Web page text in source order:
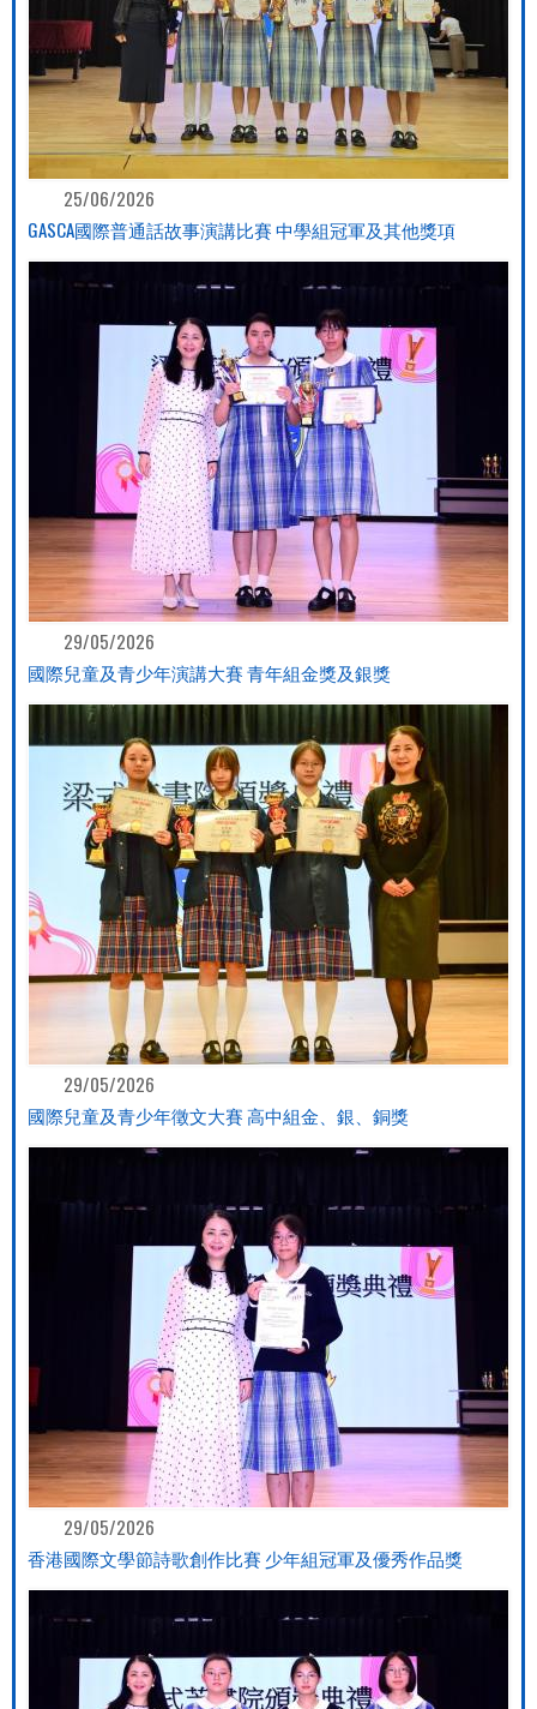
25/06/2026
GASCA國際普通話故事演講比賽 中學組冠軍及其他獎項
29/05/2026
國際兒童及青少年演講大賽 青年組金獎及銀獎
29/05/2026
國際兒童及青少年徵文大賽 高中組金、銀、銅獎
29/05/2026
香港國際文學節詩歌創作比賽 少年組冠軍及優秀作品獎